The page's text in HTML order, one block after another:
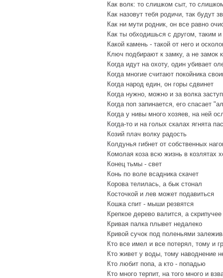
Как волк: то слишком сыт, то
Как назовут тебя родичи, так будут
Как ни мути родник, он все равно
Как ты обходишься с другом, таким и
Какой камень - такой от него и
Ключ подбирают к замку, а не замок
Когда идут на охоту, один убивает
Когда многие считают покойника
Когда народ един, он горы сдвинет
Когда нужно, можно и за волка
Когда поп запинается, его спасает
Когда у нивы много хозяев, на ней
Когда-то и на голых скалах ягнята
Козий плач волку радость
Колдунья гибнет от собственных
Комолая коза всю жизнь в козлятах
Конец тьмы - свет
Конь по воле всадника скачет
Корова телилась, а бык стонал
Косточкой и лев может подавиться
Кошка спит - мыши резвятся
Крепкое дерево валится, а скрипучее
Кривая палка плывет недалеко
Кривой сучок под поленьями
Кто все имел и все потерял, тому и
Кто живет у воды, тому наводнение
Кто любит попа, а кто - попадью
Кто много терпит, на того много и